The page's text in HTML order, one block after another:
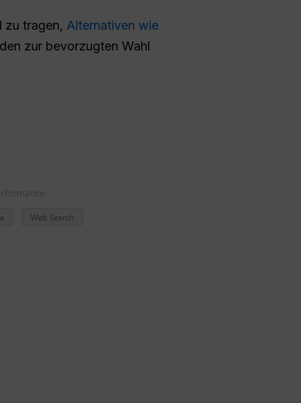
zu tragen, Alternativen wie
zur bevorzugten Wahl